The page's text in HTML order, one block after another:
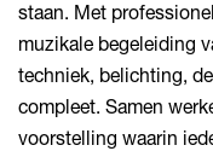
staan. Met
muzikale begeleiding
techniek, belichting,
compleet. Samen
voorstelling waarin